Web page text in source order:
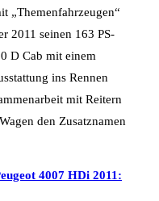
„Themenfahrzeugen“
2011 seinen 163 PS-
D Cab mit einem
ins Rennen
mit Reitern
den Zusatznamen
4007 HDi 2011: